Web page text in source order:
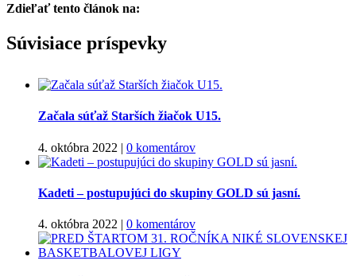
Zdieľať tento článok na:
Facebook
Twitter
Súvisiace príspevky
Začala súťaž Starších žiačok U15.
4. októbra 2022 | 0 komentárov
Kadeti – postupujúci do skupiny GOLD sú jasní.
4. októbra 2022 | 0 komentárov